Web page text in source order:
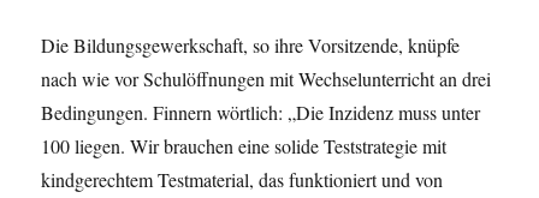
Die Bildungsgewerkschaft, so ihre Vorsitzende, knüpfe
nach wie vor Schulöffnungen mit Wechselunterricht an drei
Bedingungen. Finnern wörtlich: „Die Inzidenz muss unter
100 liegen. Wir brauchen eine solide Teststrategie mit
kindgerechtem Testmaterial, das funktioniert und von